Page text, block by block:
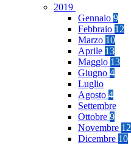
2019
Gennaio 9
Febbraio 12
Marzo 10
Aprile 13
Maggio 13
Giugno 4
Luglio
Agosto 4
Settembre
Ottobre 9
Novembre 12
Dicembre 10